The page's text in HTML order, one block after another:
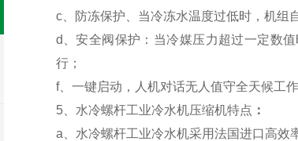
c、
防冻保护、当冷冻水温度过低时，机组
d 、安全阀保护：当冷媒压力超过一定数
行；
f、一键启动，人机对话无人值守全天候工作
5、水冷螺杆工业冷水机压缩机特点 ：
a
水冷螺杆工业冷水机采用法国进口高效